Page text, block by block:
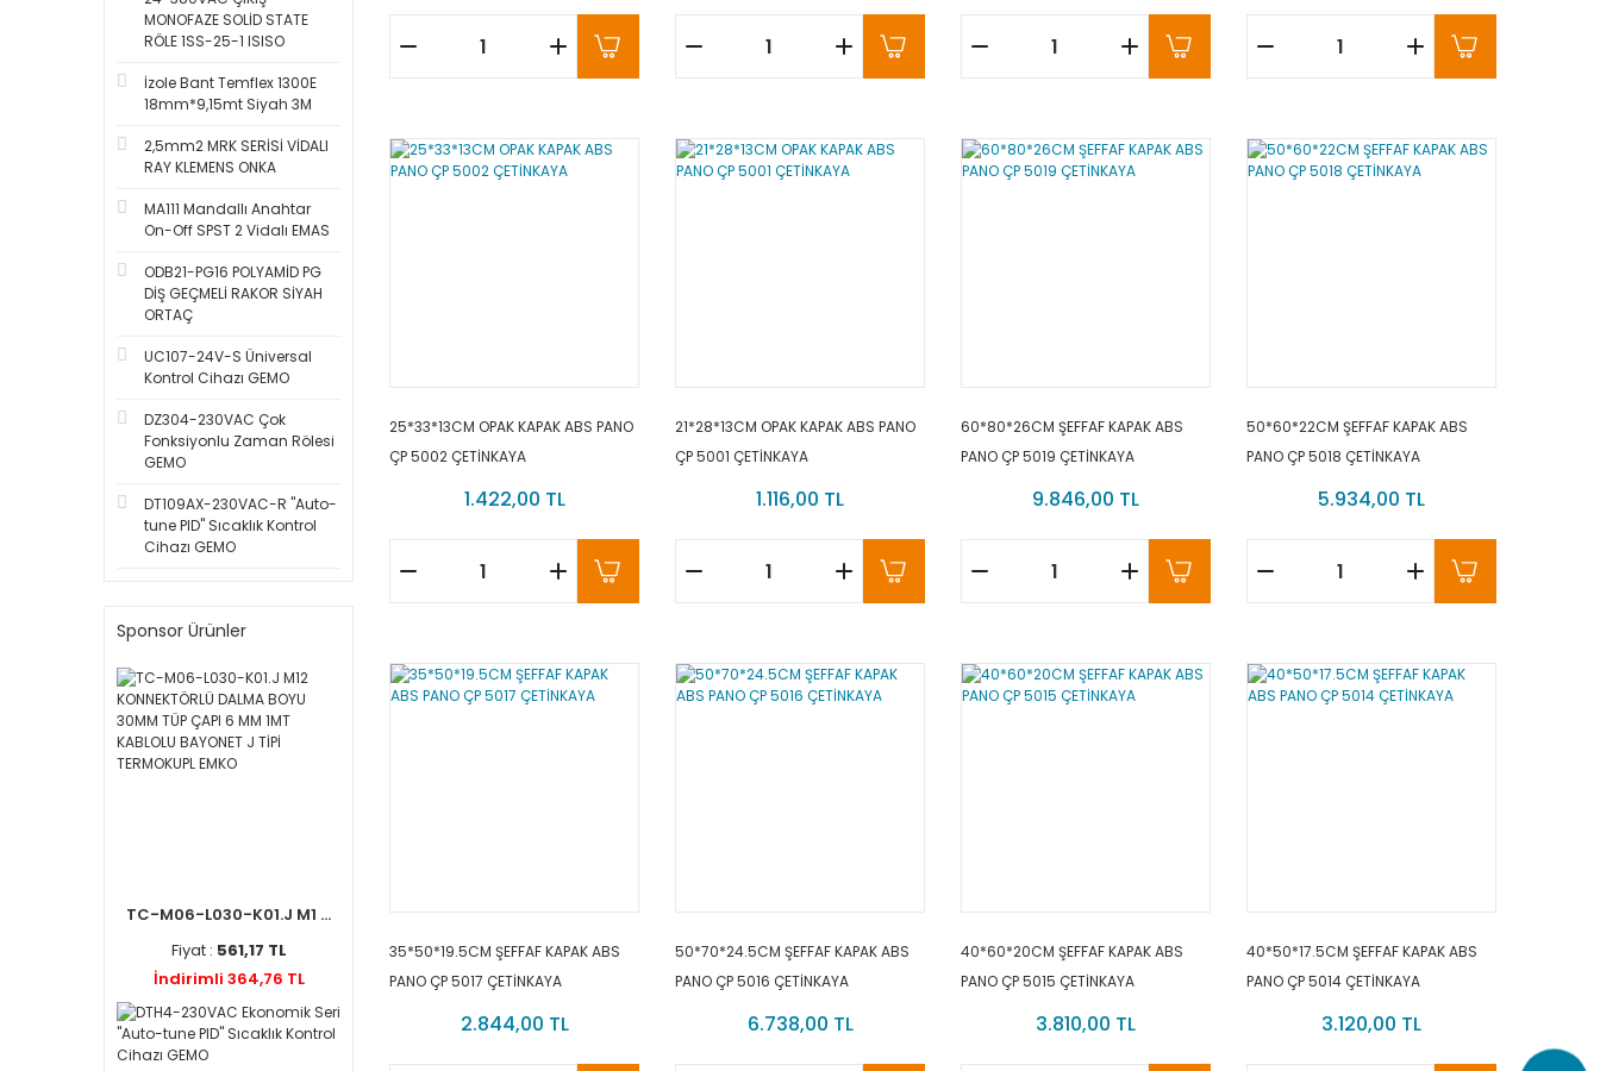
MONOFAZE SOLİD STATE
RÖLE 1SS-25-1 ISISO
İzole Bant Temflex 1300E
18mm*9,15mt Siyah 3M
2,5mm2 MRK SERİSİ VİDALI
RAY KLEMENS ONKA
MA111 Mandallı Anahtar
On-Off SPST 2 Vidalı EMAS
ODB21-PG16 POLYAMİD PG
DİŞ GEÇMELİ RAKOR SİYAH
ORTAÇ
UC107-24V-S Üniversal
Kontrol Cihazı GEMO
DZ304-230VAC Çok
Fonksiyonlu Zaman Rölesi
GEMO
DT109AX-230VAC-R ''Auto-
tune PID'' Sıcaklık Kontrol
Cihazı GEMO
Sponsor Ürünler
TC-M06-L030-K01.J M1 ...
Fiyat : 561,17 TL
İndirimli 364,76 TL
25*33*13CM OPAK KAPAK ABS PANO
ÇP 5002 ÇETİNKAYA
1.422,00 TL
21*28*13CM OPAK KAPAK ABS PANO
ÇP 5001 ÇETİNKAYA
1.116,00 TL
60*80*26CM ŞEFFAF KAPAK ABS
PANO ÇP 5019 ÇETİNKAYA
9.846,00 TL
50*60*22CM ŞEFFAF KAPAK ABS
PANO ÇP 5018 ÇETİNKAYA
5.934,00 TL
35*50*19.5CM ŞEFFAF KAPAK ABS
PANO ÇP 5017 ÇETİNKAYA
2.844,00 TL
50*70*24.5CM ŞEFFAF KAPAK ABS
PANO ÇP 5016 ÇETİNKAYA
6.738,00 TL
40*60*20CM ŞEFFAF KAPAK ABS
PANO ÇP 5015 ÇETİNKAYA
3.810,00 TL
40*50*17.5CM ŞEFFAF KAPAK ABS
PANO ÇP 5014 ÇETİNKAYA
3.120,00 TL